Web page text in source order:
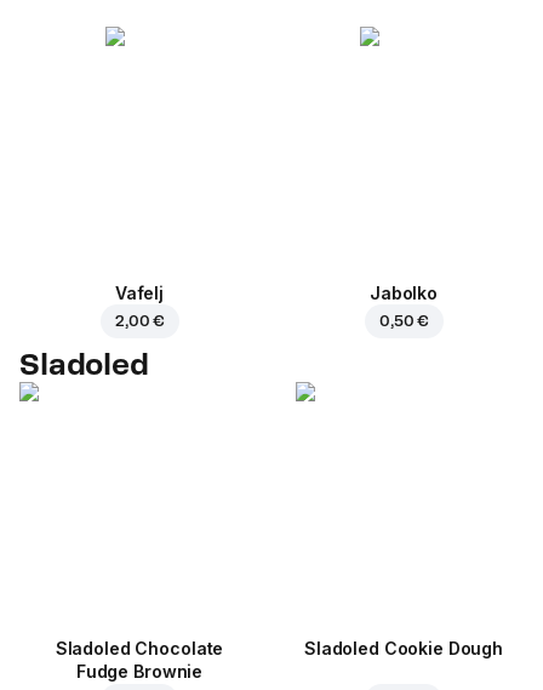
Vafelj
2,00 €
Jabolko
0,50 €
Sladoled
Sladoled Chocolate
Fudge Brownie
Sladoled Cookie Dough